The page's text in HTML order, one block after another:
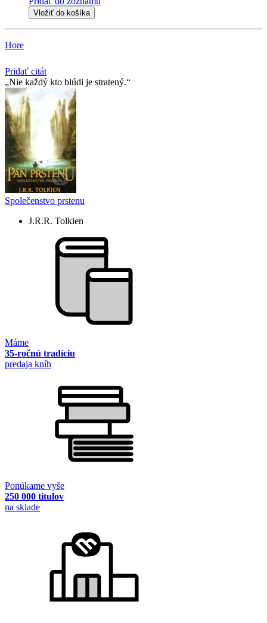
Vložiť do košíka
Hore
Pridať citát
Nie každý kto blúdi je stratený.
Společenstvo prstenu
J.R.R. Tolkien
Máme
35-ročnú tradíciu
predaja kníh
Ponúkame vyše
250 000 titulov
na sklade